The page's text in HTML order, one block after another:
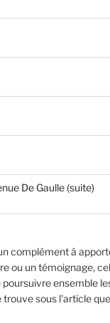
De Gaulle (suite)
complément à
ou un témoignage,
ensemble
sous l'article